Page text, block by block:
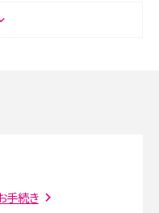
方を解説
や復活・復元する方法も解説
メリットを解説
手続き